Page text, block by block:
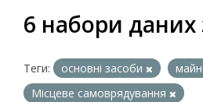
6 набори
Теги: основні засоби
Місцеве самоврядування